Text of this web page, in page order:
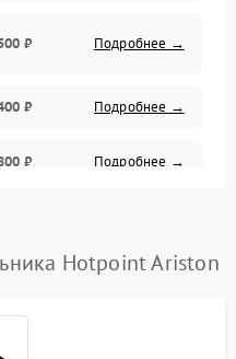
₽ Подробнее →
₽ Подробнее →
₽ Подробнее →
₽ Подробнее →
Hotpoint Ariston